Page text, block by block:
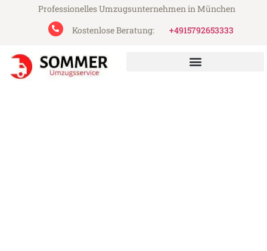
Professionelles Umzugsunternehmen in München
Kostenlose Beratung:
+4915792653333